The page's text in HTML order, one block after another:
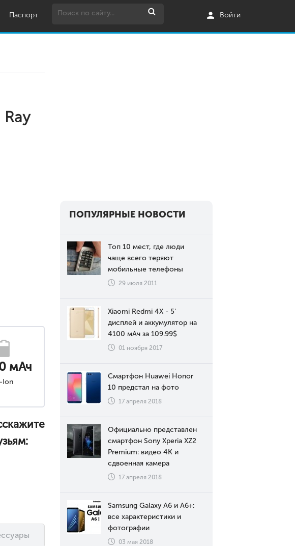
Паспорт Войти
Ray
мАч
Ion
ПОПУЛЯРНЫЕ НОВОСТИ
Топ 10 мест, где люди
чаще всего теряют
мобильные телефоны
29 июля 2011
Xiaomi Redmi 4X - 5'
дисплей и аккумулятор на
4100 мАч за 109.99$
01 ноября 2017
Смартфон Huawei Honor
10 предстал на фото
17 апреля 2018
Официально представлен
смартфон Sony Xperia XZ2
Premium: видео 4К и
сдвоенная камера
17 апреля 2018
Samsung Galaxy A6 и A6+:
все характеристики и
фотографии
03 мая 2018